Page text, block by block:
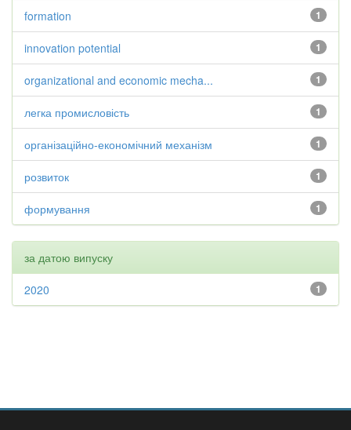
1
formation
1
innovation potential
1
organizational and economic mecha...
1
легка промисловість
1
організаційно-економічний механізм
1
розвиток
1
формування
за датою випуску
1
2020